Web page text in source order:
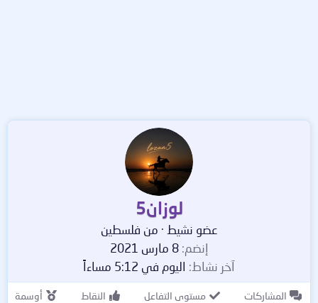
لوزان5
عضو نشيط · من فلسطين
إنضم 8 مارس 2021
آخر نشاط اليوم في 5:12 مساءاً
المشاركات مستوى التفاعل النقاط أوسمة